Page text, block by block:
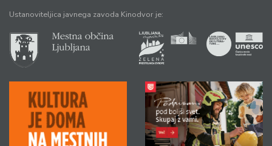
Ustanoviteljica javnega zavoda Kinodvor je: